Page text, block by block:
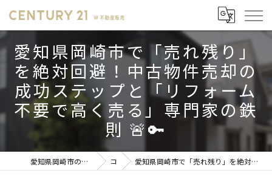
愛知県岡崎市で「売れ残り」
を絶対回避！中古物件売却の
成功ステップと「リフォーム
不要で高く売る」専門家の鉄
則 🚨🔑
愛知県岡崎市の不動産売却ならセンチュリー21 W不動産販売 コラム 愛知県岡崎市で「売れ残り」を絶対回避！中古物件売却の成功ステップと「リフォーム不要で高く売る」専門家の鉄則 🚨🔑